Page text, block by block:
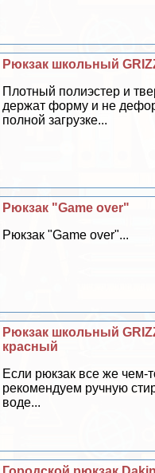
Рюкзак школьный
Плотный полиэстер и
держат форму и не
полной загрузке...
Рюкзак "Game over"
Рюкзак "Game over"...
Рюкзак школьный
красный
Если рюкзак все же чем-
рекомендуем ручную
воде...